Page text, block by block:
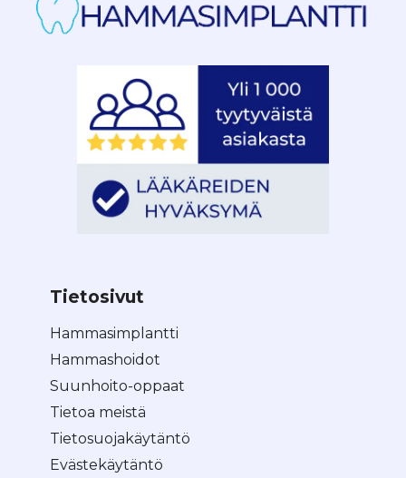
Tietosivut
Hammasimplantti
Hammashoidot
Suunhoito-oppaat
Tietoa meistä
Tietosuojakäytäntö
Evästekäytäntö